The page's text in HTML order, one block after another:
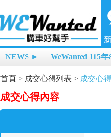
NEWS ► WeWanted 115
首頁 > 成交心得列表 > 成交心
成交心得內容